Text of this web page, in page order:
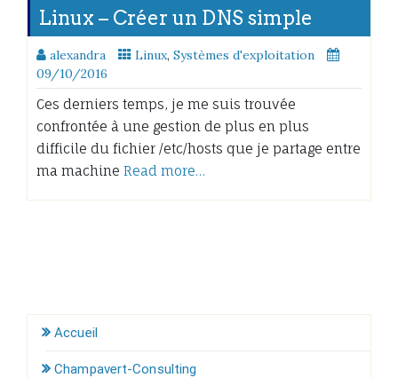
Linux – Créer un DNS simple
alexandra Linux, Systèmes d'exploitation
09/10/2016
Ces derniers temps, je me suis trouvée
confrontée à une gestion de plus en plus
difficile du fichier /etc/hosts que je partage entre
ma machine Read more…
Accueil
Champavert-Consulting